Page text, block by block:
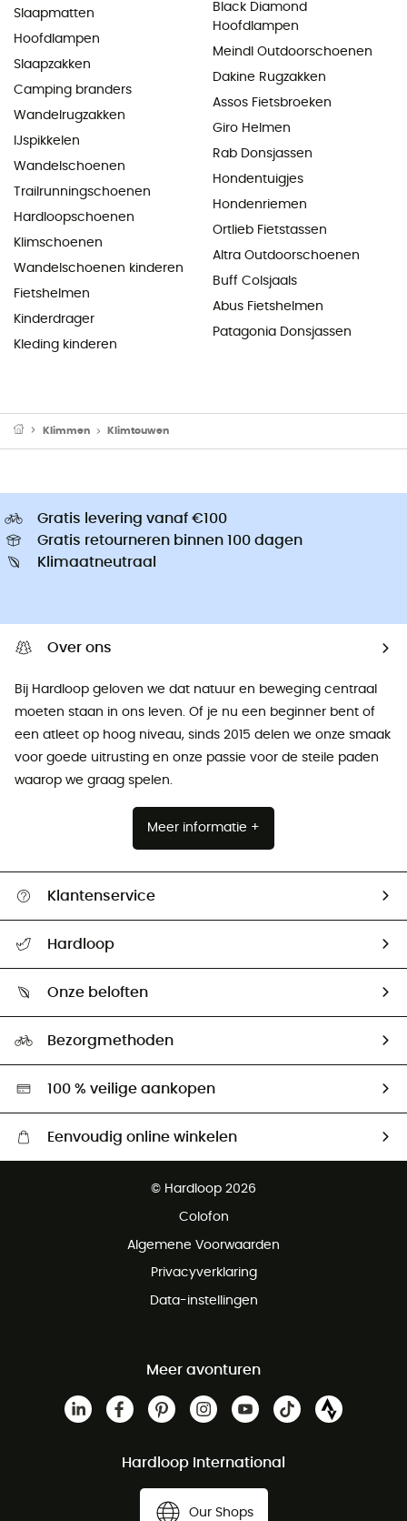
Slaapmatten
Hoofdlampen
Slaapzakken
Camping branders
Wandelrugzakken
IJspikkelen
Wandelschoenen
Trailrunningschoenen
Hardloopschoenen
Klimschoenen
Wandelschoenen kinderen
Fietshelmen
Kinderdrager
Kleding kinderen
Black Diamond
Hoofdlampen
Meindl Outdoorschoenen
Dakine Rugzakken
Assos Fietsbroeken
Giro Helmen
Rab Donsjassen
Hondentuigjes
Hondenriemen
Ortlieb Fietstassen
Altra Outdoorschoenen
Buff Colsjaals
Abus Fietshelmen
Patagonia Donsjassen
Klimmen Klimtouwen
Gratis levering vanaf €100
Gratis retourneren binnen 100 dagen
Klimaatneutraal
Over ons
Bij Hardloop geloven we dat natuur en beweging centraal
moeten staan ​​in ons leven. Of je nu een beginner bent of
een atleet op hoog niveau, sinds 2015 delen we onze smaak
voor goede uitrusting en onze passie voor de steile paden
waarop we graag spelen.
Meer informatie +
Klantenservice
Mijn zending volgen
Retourzendingen & Terugbetalingen
Hardloop
Onze beloften
Bezorgmethoden
100 % veilige aankopen
Eenvoudig online winkelen
Gratis retourneren binnen 100 dagen
© Hardloop 2026
Colofon
Algemene Voorwaarden
Privacyverklaring
Data-instellingen
Meer avonturen
Hardloop International
Our Shops